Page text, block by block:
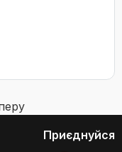
Приєднуйся